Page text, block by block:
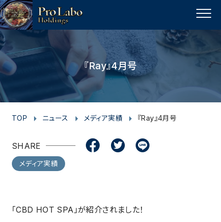
MENU
『Ray』4月号
TOP ニュース メディア実績 『Ray』4月号
SHARE
c
e
b
o
o
k
i
t
t
e
n
e
メディア実績
「CBD HOT SPA」が紹介されました！
p
a
g
e
t
o
p
s
t
a
g
r
a
m
c
e
b
o
k
i
t
t
e
r
u
t
u
e